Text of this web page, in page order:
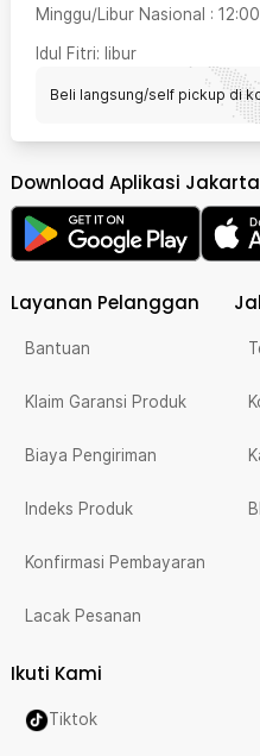
Minggu/Libur Nasional : 12:00
Idul Fitri: libur
Beli langsung/self pickup di
Download Aplikasi
Layanan Pelanggan
Bantuan
Klaim Garansi Produk
Biaya Pengiriman
Indeks Produk
Konfirmasi Pembayaran
Lacak Pesanan
Ikuti Kami
Tiktok